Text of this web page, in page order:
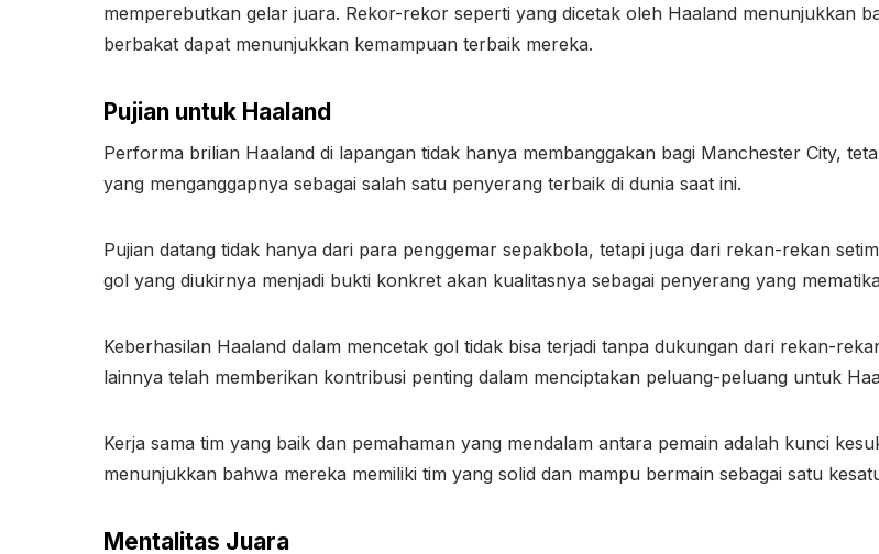
memperebutkan gelar juara. Rekor-rekor seperti yang dicetak oleh Haaland menunjukkan
berbakat dapat menunjukkan kemampuan terbaik mereka.
Pujian untuk Haaland
Performa brilian Haaland di lapangan tidak hanya membanggakan bagi Manchester City,
yang menganggapnya sebagai salah satu penyerang terbaik di dunia saat ini.
Pujian datang tidak hanya dari para penggemar sepakbola, tetapi juga dari rekan-rekan
gol yang diukirnya menjadi bukti konkret akan kualitasnya sebagai penyerang yang
Keberhasilan Haaland dalam mencetak gol tidak bisa terjadi tanpa dukungan dari rekan-
lainnya telah memberikan kontribusi penting dalam menciptakan peluang-peluang untuk
Kerja sama tim yang baik dan pemahaman yang mendalam antara pemain adalah kunci
menunjukkan bahwa mereka memiliki tim yang solid dan mampu bermain sebagai satu
Mentalitas Juara